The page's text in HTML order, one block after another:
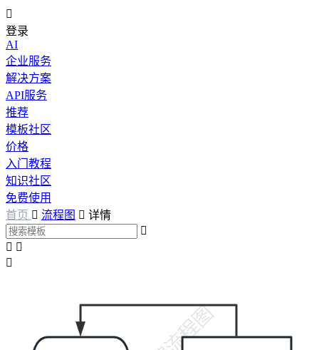

登录
AI
企业服务
解决方案
API服务
推荐
模板社区
价格
入门教程
知识社区
免费使用
首页  流程图  详情

 
